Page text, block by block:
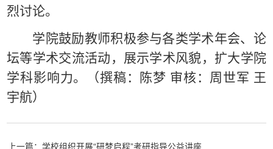
烈讨论。
学院鼓励教师积极参与各类学术年会、论
坛等学术交流活动，展示学术风貌，扩大学院
学科影响力。（撰稿：陈梦 审核：周世军 王
宇航）
上一篇：学校组织开展“研梦启程”考研指导公益讲座